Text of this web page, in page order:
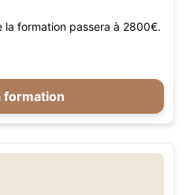
formation passera à 2800€.
formation